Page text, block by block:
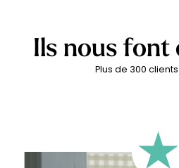
Ils nous font
Plus de 300